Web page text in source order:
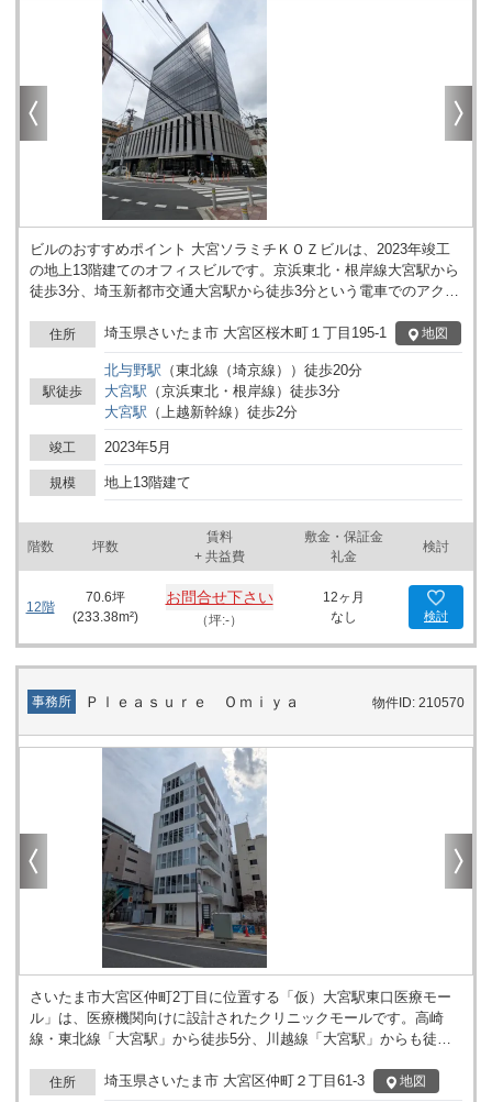
ビルのおすすめポイント 大宮ソラミチＫＯＺビルは、2023年竣工
の地上13階建てのオフィスビルです。京浜東北・根岸線大宮駅から
徒歩3分、埼玉新都市交通大宮駅から徒歩3分という電車でのアクセ
辺にはパーキングが点在します。ビルのエレベーターは7機ありま
住所 埼玉県さいたま市 大宮区桜木町１丁目195-1 地図
駅徒歩
北与野駅 （東北線（埼京線） ） 徒歩20分
大宮駅 （京浜東北・根岸線 ） 徒歩3分
大宮駅 （上越新幹線 ） 徒歩2分
竣工 2023年5月
規模 地上13階建て
階数 坪数
賃料
+ 共益費
敷金・保証金
礼金
検討
12階
70.6坪
(233.38m²)
お問合せ下さい
（坪:-）
12ヶ月
なし
検討
事務所 Ｐｌｅａｓｕｒｅ Ｏｍｉｙａ 物件ID: 210570
さいたま市大宮区仲町2丁目に位置する「仮）大宮駅東口医療モー
ル」は、医療機関向けに設計されたクリニックモールです。高崎
線・東北線「大宮駅」から徒歩5分、川越線「大宮駅」からも徒歩6
地上7階建てで、各階のレイアウトや動線が医療機関の用途に合わ
住所 埼玉県さいたま市 大宮区仲町２丁目61-3 地図